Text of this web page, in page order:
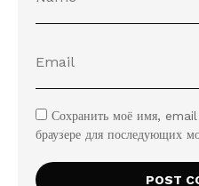
Сохранить моё имя, email
браузере для последующих